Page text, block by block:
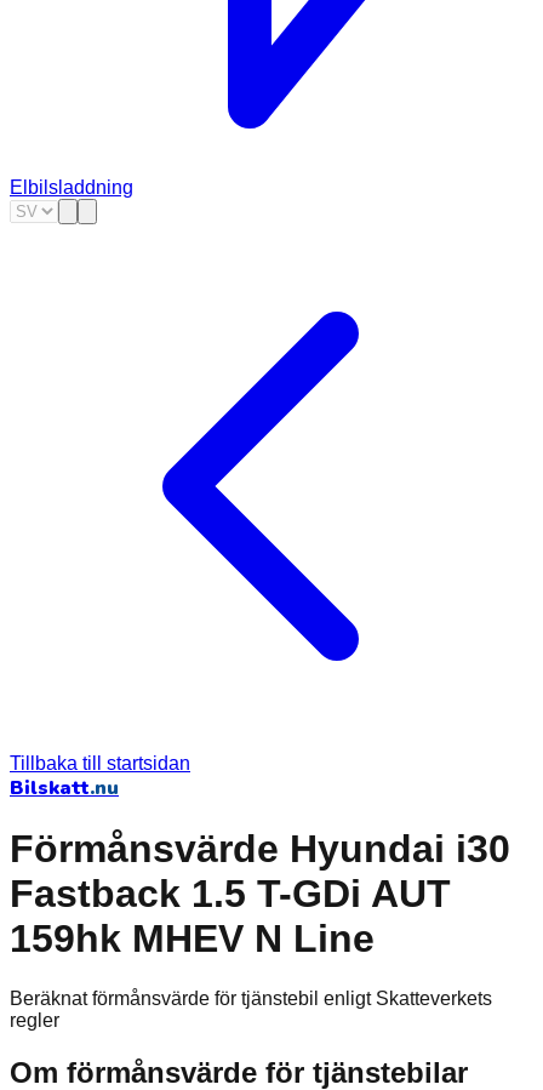
Elbilsladdning
Tillbaka till startsidan
Bilskatt.nu
Förmånsvärde Hyundai i30
Fastback 1.5 T-GDi AUT
159hk MHEV N Line
Beräknat förmånsvärde för tjänstebil enligt Skatteverkets
regler
Om förmånsvärde för tjänstebilar